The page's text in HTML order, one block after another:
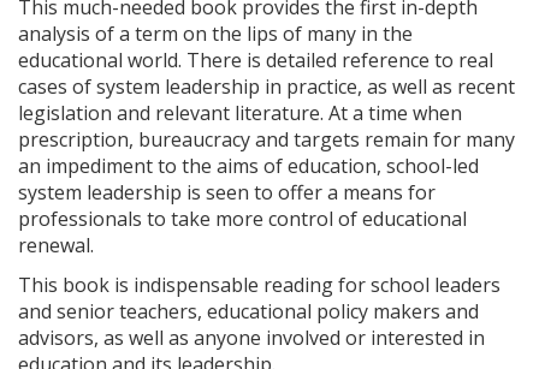
This much-needed book provides the first in-depth
analysis of a term on the lips of many in the
educational world. There is detailed reference to real
cases of system leadership in practice, as well as recent
legislation and relevant literature. At a time when
prescription, bureaucracy and targets remain for many
an impediment to the aims of education, school-led
system leadership is seen to offer a means for
professionals to take more control of educational
renewal.
This book is indispensable reading for school leaders
and senior teachers, educational policy makers and
advisors, as well as anyone involved or interested in